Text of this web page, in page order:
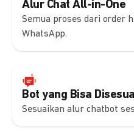
Alur Chat All-in-One
Semua proses dari order
WhatsApp.
Bot yang Bisa
Sesuaikan alur chatbot